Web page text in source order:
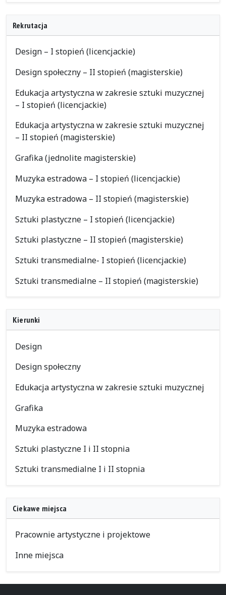
Rekrutacja
Design – I stopień (licencjackie)
Design społeczny – II stopień (magisterskie)
Edukacja artystyczna w zakresie sztuki muzycznej
– I stopień (licencjackie)
Edukacja artystyczna w zakresie sztuki muzycznej
– II stopień (magisterskie)
Grafika (jednolite magisterskie)
Muzyka estradowa – I stopień (licencjackie)
Muzyka estradowa – II stopień (magisterskie)
Sztuki plastyczne – I stopień (licencjackie)
Sztuki plastyczne – II stopień (magisterskie)
Sztuki transmedialne- I stopień (licencjackie)
Sztuki transmedialne – II stopień (magisterskie)
Kierunki
Design
Design społeczny
Edukacja artystyczna w zakresie sztuki muzycznej
Grafika
Muzyka estradowa
Sztuki plastyczne I i II stopnia
Sztuki transmedialne I i II stopnia
Ciekawe miejsca
Pracownie artystyczne i projektowe
Inne miejsca